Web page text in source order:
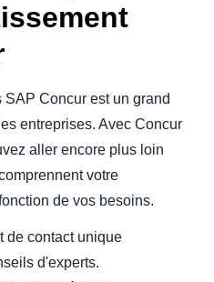
SAP Concur est un grand
entreprises. Avec Concur
aller encore plus loin
votre
de vos besoins.
de contact unique
d'experts.